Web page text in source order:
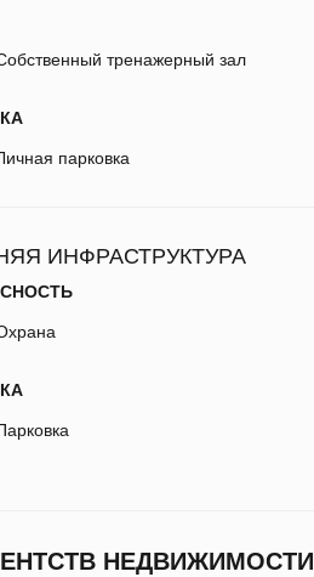
тренажерный зал
парковка
ИНФРАСТРУКТУРА
НЕДВИЖИМОСТИ